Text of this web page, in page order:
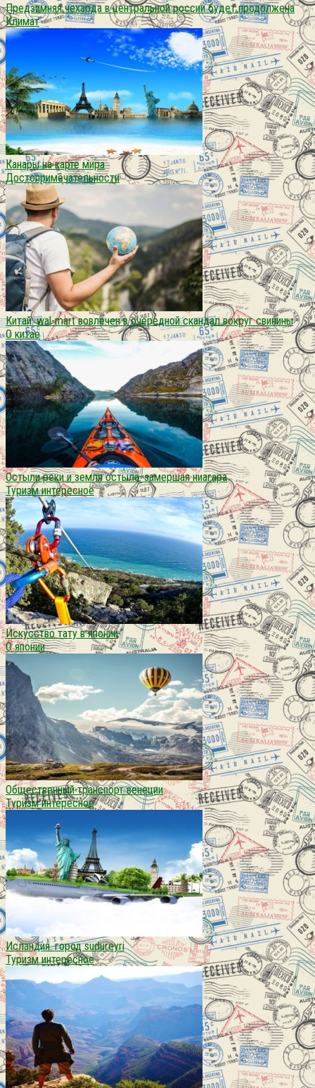
Предзимняя чехарда в центральной россии будет продолжена
Климат
Канары на карте мира
Достопримечательности
Китай: wal-mart вовлечен в очередной скандал вокруг свинины
О китае
Остыли реки и земля остыла. замершая ниагара
Туризм интересное
Искусство тату в японии
О японии
Общественный транспорт венеции
Туризм интересное
Исландия. город sudureyri
Туризм интересное